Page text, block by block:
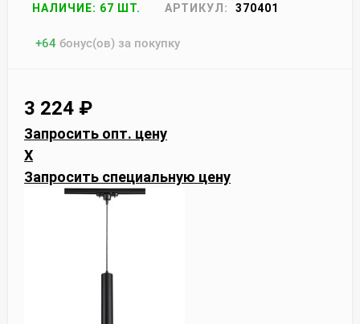
НАЛИЧИЕ: 67 ШТ. АРТИКУЛ: 370401
+64 бонус(ов) за покупку
3 224 ₽
Запросить опт. цену
X
Запросить специальную цену